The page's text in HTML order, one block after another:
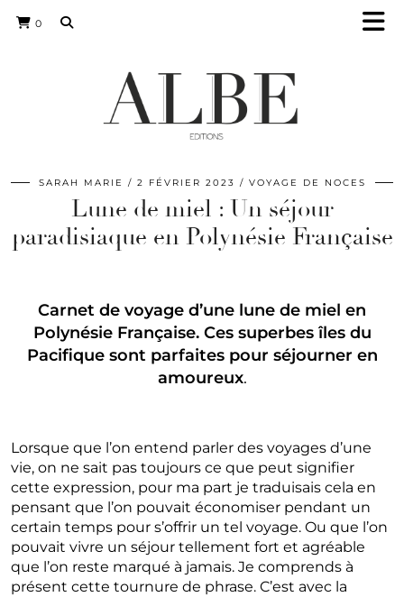
0
SARAH MARIE 2 FÉVRIER 2023 VOYAGE DE NOCES
Lune de miel : Un séjour
paradisiaque en Polynésie Française
Carnet de voyage d’une lune de miel en
Polynésie Française. Ces superbes îles du
Pacifique sont parfaites pour séjourner en
amoureux.
Lorsque que l’on entend parler des voyages d’une
vie, on ne sait pas toujours ce que peut signifier
cette expression, pour ma part je traduisais cela en
pensant que l’on pouvait économiser pendant un
certain temps pour s’offrir un tel voyage. Ou que l’on
pouvait vivre un séjour tellement fort et agréable
que l’on reste marqué à jamais. Je comprends à
présent cette tournure de phrase. C’est avec la